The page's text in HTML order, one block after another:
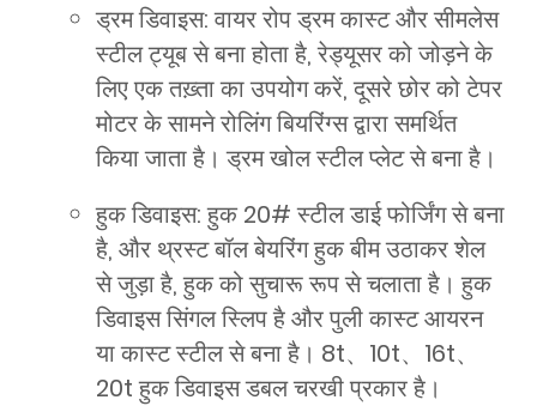
ड्रम डिवाइस: वायर रोप ड्रम कास्ट और सीमलेस
स्टील ट्यूब से बना होता है, रेड्यूसर को जोड़ने के
लिए एक तख़्ता का उपयोग करें, दूसरे छोर को टेपर
मोटर के सामने रोलिंग बियरिंग्स द्वारा समर्थित
किया जाता है। ड्रम खोल स्टील प्लेट से बना है।
हुक डिवाइस: हुक 20# स्टील डाई फोर्जिंग से बना
है, और थ्रस्ट बॉल बेयरिंग हुक बीम उठाकर शेल
से जुड़ा है, हुक को सुचारू रूप से चलाता है। हुक
डिवाइस सिंगल स्लिप है और पुली कास्ट आयरन
या कास्ट स्टील से बना है। 8t、10t、16t、
20t हुक डिवाइस डबल चरखी प्रकार है।